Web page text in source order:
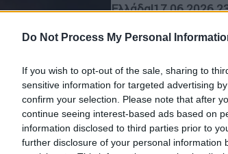
Do Not Process My Personal
If you wish to opt-out of the sale, sharing to
sensitive information for targeted advertising
confirm your selection. Please note that after
continue seeing interest-based ads based on
information disclosed to third parties prior to
further disclosure of your personal information
Ελλάδα|17.06.2026
Χαλκίδα:
Πυροσβεστική
Αυτή την ώρα, οι
επιχειρούν για
απεγκλωβίζουν
άλλους ορόφους